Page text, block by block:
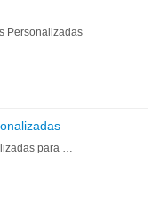
Personalizadas
para …